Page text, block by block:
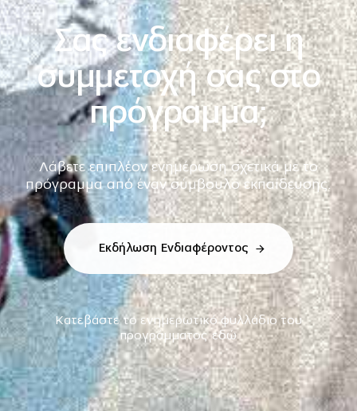
Σας ενδιαφέρει η
συμμετοχή σας στο
πρόγραμμα;
Λάβετε επιπλέον ενημέρωση σχετικά με το
πρόγραμμα από έναν σύμβουλο εκπαίδευσης.
Εκδήλωση Ενδιαφέροντος
Κατεβάστε το ενημερωτικό φυλλάδιο του
προγράμματοςεδώ